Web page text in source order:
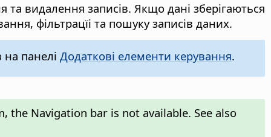
видалення записів. Якщо дані зберігаються
фільтрацїі та пошуку записів даних.
панелі Додаткові елементи керування.
the Navigation bar is not available. See also